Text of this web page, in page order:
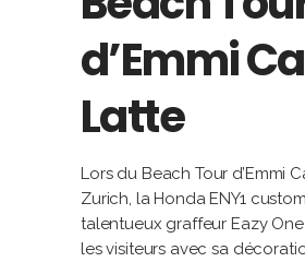
d’Emmi
Latte
Lors du Beach Tour d’Emmi
Zurich, la Honda ENY1
talentueux graffeur Eazy
les visiteurs avec sa